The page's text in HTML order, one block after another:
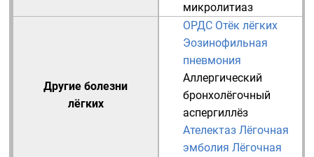
микролитиаз
Другие болезни
лёгких
ОРДС Отёк лёгких
Эозинофильная
пневмония
Аллергический
бронхолёгочный
аспергиллёз
Ателектаз Лёгочная
эмболия Лёгочная